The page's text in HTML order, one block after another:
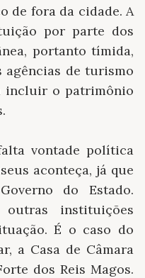
de fora da cidade. A
por parte dos
portanto tímida,
agências de turismo
incluir o patrimônio
vontade política
aconteça, já que
do Estado.
instituições
É o caso do
a Casa de Câmara
dos Reis Magos.